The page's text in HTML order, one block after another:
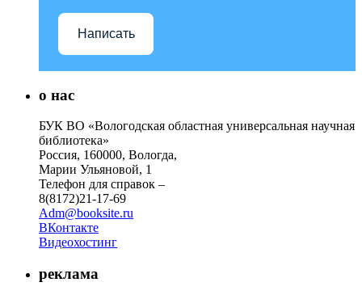
Написать
о нас
БУК ВО «Вологодская областная универсальная научная
библиотека»
Россия, 160000, Вологда,
Марии Ульяновой, 1
Телефон для справок –
8(8172)21-17-69
Adm@booksite.ru
ВКонтакте
Видеохостинг
реклама